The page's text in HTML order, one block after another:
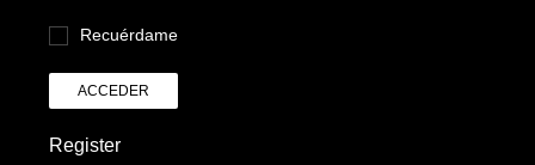
Recuérdame
ACCEDER
Register